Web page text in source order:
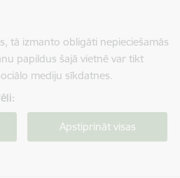
tā izmanto obligāti nepieciešamās
papildus šajā vietnē var tikt
mediju sīkdatnes.
Apstiprināt visas